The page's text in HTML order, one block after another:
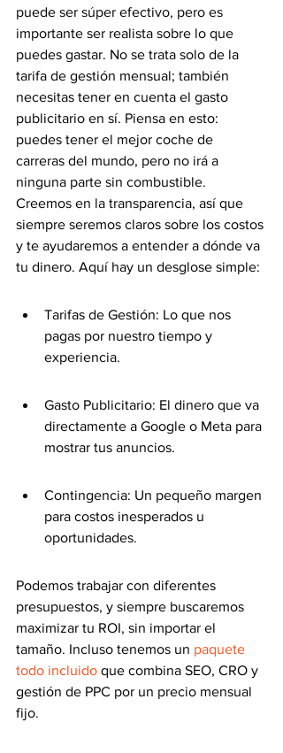
puede ser súper efectivo, pero es
importante ser realista sobre lo que
puedes gastar. No se trata solo de la
tarifa de gestión mensual; también
necesitas tener en cuenta el gasto
publicitario en sí. Piensa en esto:
puedes tener el mejor coche de
carreras del mundo, pero no irá a
ninguna parte sin combustible.
Creemos en la transparencia, así que
siempre seremos claros sobre los costos
y te ayudaremos a entender a dónde va
tu dinero. Aquí hay un desglose simple:
Tarifas de Gestión: Lo que nos
pagas por nuestro tiempo y
experiencia.
Gasto Publicitario: El dinero que va
directamente a Google o Meta para
mostrar tus anuncios.
Contingencia: Un pequeño margen
para costos inesperados u
oportunidades.
Podemos trabajar con diferentes
presupuestos, y siempre buscaremos
maximizar tu ROI, sin importar el
tamaño. Incluso tenemos un paquete
todo incluido que combina SEO, CRO y
gestión de PPC por un precio mensual
fijo.